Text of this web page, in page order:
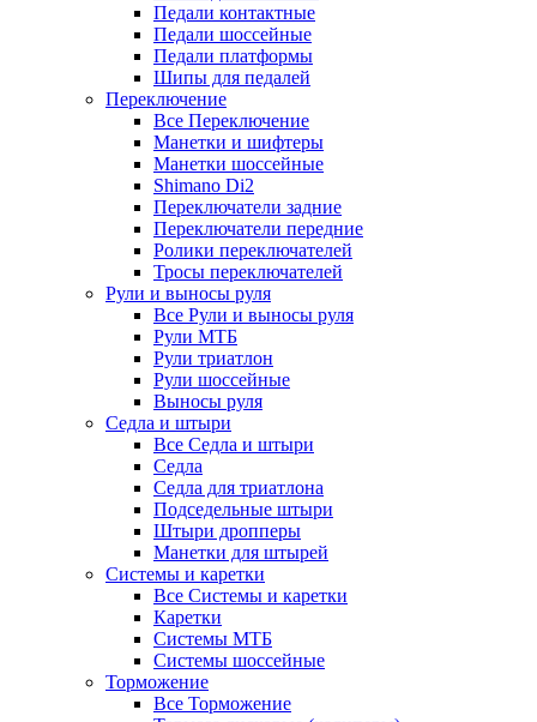
Педали контактные
Педали шоссейные
Педали платформы
Шипы для педалей
Переключение
Все Переключение
Манетки и шифтеры
Манетки шоссейные
Shimano Di2
Переключатели задние
Переключатели передние
Ролики переключателей
Тросы переключателей
Рули и выносы руля
Все Рули и выносы руля
Рули МТБ
Рули триатлон
Рули шоссейные
Выносы руля
Седла и штыри
Все Седла и штыри
Седла
Седла для триатлона
Подседельные штыри
Штыри дропперы
Манетки для штырей
Системы и каретки
Все Системы и каретки
Каретки
Системы МТБ
Системы шоссейные
Торможение
Все Торможение